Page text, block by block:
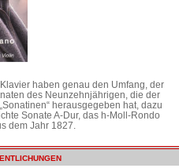
haben genau den Umfang, der
des Neunzehnjährigen, die der
herausgegeben hat, dazu
Sonate A-Dur, das h-Moll-Rondo
dem Jahr 1827.